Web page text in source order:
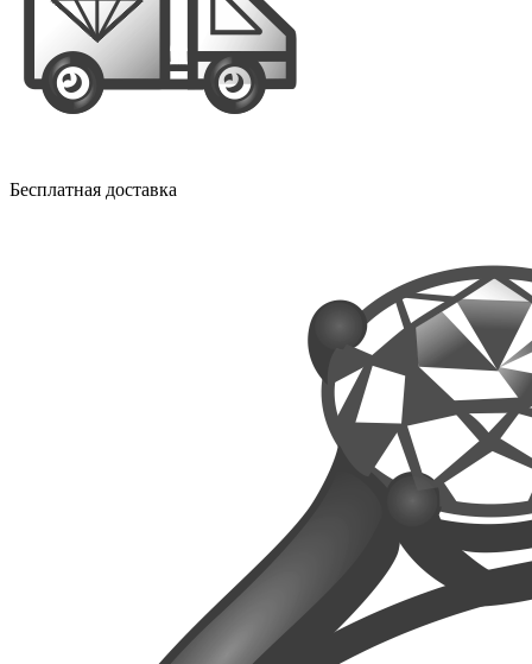
Бесплатная доставка